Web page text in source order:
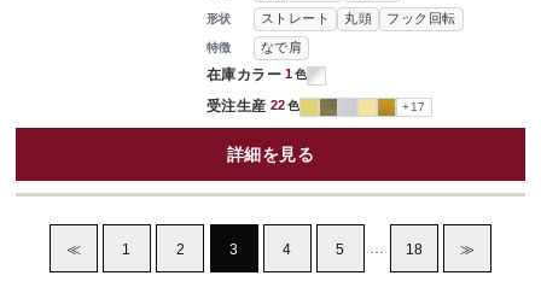
形状 ストレート 丸頭 フック回転
特徴 なで肩
在庫カラー 1色
受注生産 22色 +17
詳細を見る
≪ 1 2 3 4 5 … 18 ≫